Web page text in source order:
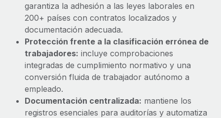
Apertura de entidades
Abre entidades conforme a la legalidad enseguida.
Movilidad y reubicación
Reubica a los empleados con facilidad.
Prestaciones
Gestiona las prestaciones de los empleados sin
complicaciones.
BLOG
Novedades de producto de Remote:
Integraciones con Gusto y Xero y Contractor
Management Plus
La misión de Remote sigue siendo ayudar a empresas de
todos los tamaños a contratar, gestionar y...
Más información
garantiza la adhesión a las leyes laborales en
200+ países con contratos localizados y
documentación adecuada.
Protección frente a la clasificación errónea de
trabajadores: incluye comprobaciones
integradas de cumplimiento normativo y una
conversión fluida de trabajador autónomo a
empleado.
Documentación centralizada: mantiene los
registros esenciales para auditorías y automatiza